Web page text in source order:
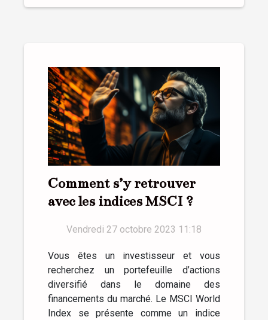
Comment s’y retrouver
avec les indices MSCI ?
Vendredi 27 octobre 2023 11:18
Vous êtes un investisseur et vous
recherchez un portefeuille d’actions
diversifié dans le domaine des
financements du marché. Le MSCI World
Index se présente comme un indice